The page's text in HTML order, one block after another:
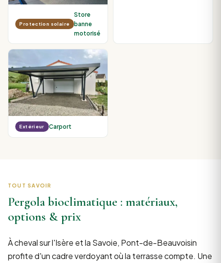
Protection solaire
Store
banne
motorisé
Extérieur Carport
TOUT SAVOIR
Pergola bioclimatique : matériaux,
options & prix
À cheval sur l'Isère et la Savoie, Pont-de-Beauvoisin
profite d'un cadre verdoyant où la terrasse compte. Une